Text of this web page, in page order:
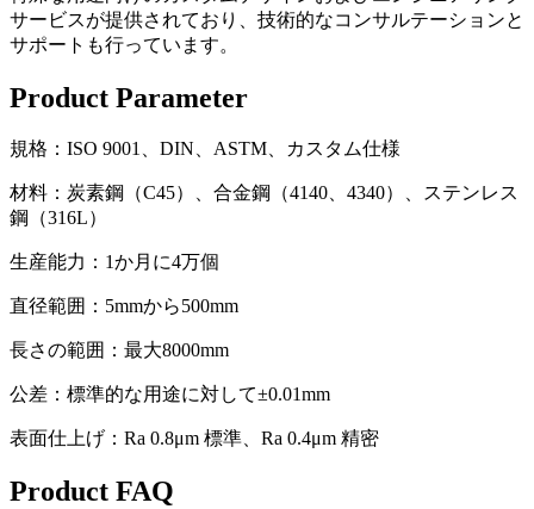
サービスが提供されており、技術的なコンサルテーションと
サポートも行っています。
Product Parameter
規格：ISO 9001、DIN、ASTM、カスタム仕様
材料：炭素鋼（C45）、合金鋼（4140、4340）、ステンレス
鋼（316L）
生産能力：1か月に4万個
直径範囲：5mmから500mm
長さの範囲：最大8000mm
公差：標準的な用途に対して±0.01mm
表面仕上げ：Ra 0.8μm 標準、Ra 0.4μm 精密
Product FAQ